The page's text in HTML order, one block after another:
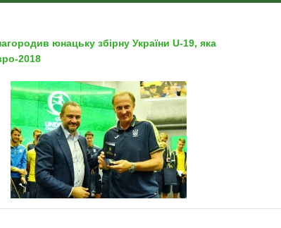
юнацьку збірну України U-19, яка
2018